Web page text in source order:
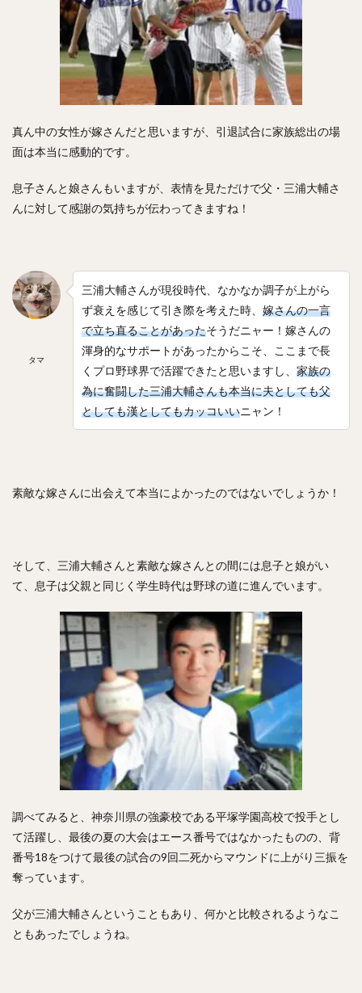
真ん中の女性が嫁さんだと思いますが、引退試合に家族総出の場
面は本当に感動的です。
息子さんと娘さんもいますが、表情を見ただけで父・三浦大輔さ
んに対して感謝の気持ちが伝わってきますね！
タマ
三浦大輔さんが現役時代、なかなか調子が上がら
ず衰えを感じて引き際を考えた時、 嫁さんの一言
で立ち直ることがあったそうだニャー！嫁さんの
渾身的なサポートがあったからこそ、ここまで長
くプロ野球界で活躍できたと思いますし、 家族の
為に奮闘した三浦大輔さんも本当に夫としても父
としても漢としてもカッコいいニャン！
素敵な嫁さんに出会えて本当によかったのではないでしょうか！
そして、三浦大輔さんと素敵な嫁さんとの間には息子と娘がい
て、息子は父親と同じく学生時代は野球の道に進んでいます。
調べてみると、神奈川県の強豪校である平塚学園高校で投手とし
て活躍し、最後の夏の大会はエース番号ではなかったものの、背
番号18をつけて最後の試合の9回二死からマウンドに上がり三振を
奪っています。
父が三浦大輔さんということもあり、何かと比較されるようなこ
ともあったでしょうね。
武田翔太（たけだしょうた）
田浦文丸（たうらふみまる）
若田部健一（わかたべけんいち）
高橋光成（たかはしこうな）
上沢直之（うわさわなおゆき）
佐々岡真司（ささおかしんじ）
田中広輔（たなかこうすけ）
Tー岡田（ティーおかだ）
佐々木郎希（ささきろうき）
山岡泰輔（やまおかたいすけ）
中島裕之（なかじまひろゆき）
高橋由伸（たかはしよしのぶ）
野村・ジェームス・祐希（のむら ジェームス ゆうき）
中谷将太（なかたに まさひろ）
塩見泰隆（しおみやすたか）
與座海人（よざかいと）
岡林勇希（おかばやしゆうき）
五十嵐亮太（いがらしりょうた）
工藤公康（くどうきみやす）
松中信彦（まつなかのぶひこ）
水谷瞬（みずたにしゅん）
甲斐拓也（かいたくや）
茂木栄五郎（もぎえいごろう）
高橋朋己（たかはしともみ）
中村悠平（なかむらゆうへい）
秋吉亮（あきよしりょう）
緒方孝市（おがたこういち）
柴原洋（しばはらひろし）
スティーブン・モヤ・メルセデス
根尾昂（ねおあきら）
上茶谷大河（かみちゃたにたいが）
高山俊（たかやましゅん）
松井稼頭央（まついかずお）
安達了一（あだちりょういち）
赤星憲広（あかほしのりひろ）
畠山和洋（はたけやまかずひろ）
石井一成（いしいかずなり）
藤井皓哉（ふじいこうや）
正木智也（まさきともや）